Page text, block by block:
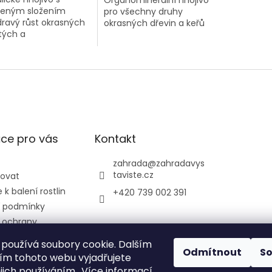
soubory cookie. Dalším
tohoto webu vyjadřujete
Odmítnout
složením
růst okrasných
a
pro všechny druhy
okrasných dřevin a keřů
pro vás
k balení rostlin
a
Kontakt
zahrada@zahradavys
taviste.cz
+420 739 002 391